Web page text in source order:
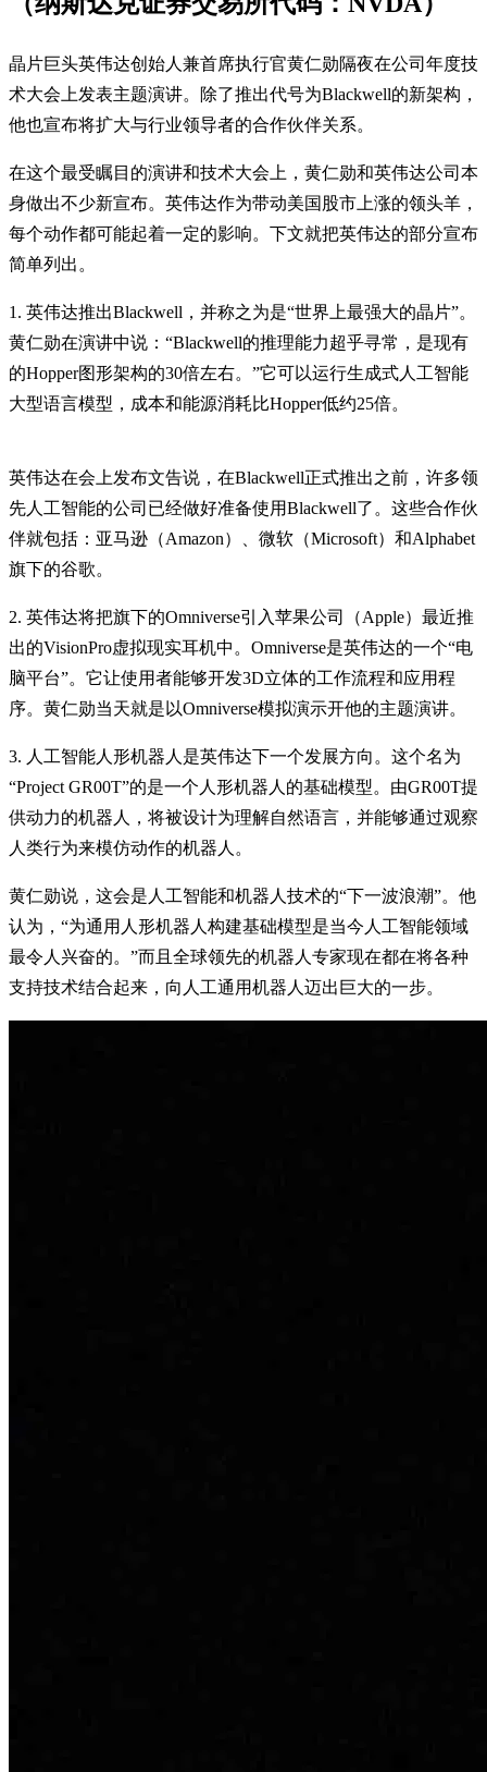
晶片巨头英伟达创始人兼首席执行官黄仁勋隔夜在公司年度技
术大会上发表主题演讲。除了推出代号为Blackwell的新架构，
他也宣布将扩大与行业领导者的合作伙伴关系。
在这个最受瞩目的演讲和技术大会上，黄仁勋和英伟达公司本
身做出不少新宣布。英伟达作为带动美国股市上涨的领头羊，
每个动作都可能起着一定的影响。下文就把英伟达的部分宣布
简单列出。
1. 英伟达推出Blackwell，并称之为是“世界上最强大的晶片”。
黄仁勋在演讲中说：“Blackwell的推理能力超乎寻常，是现有
的Hopper图形架构的30倍左右。”它可以运行生成式人工智能
大型语言模型，成本和能源消耗比Hopper低约25倍。
英伟达在会上发布文告说，在Blackwell正式推出之前，许多领
先人工智能的公司已经做好准备使用Blackwell了。这些合作伙
伴就包括：亚马逊（Amazon）、微软（Microsoft）和Alphabet
旗下的谷歌。
2. 英伟达将把旗下的Omniverse引入苹果公司（Apple）最近推
出的VisionPro虚拟现实耳机中。Omniverse是英伟达的一个“电
脑平台”。它让使用者能够开发3D立体的工作流程和应用程
序。黄仁勋当天就是以Omniverse模拟演示开他的主题演讲。
3. 人工智能人形机器人是英伟达下一个发展方向。这个名为
“Project GR00T”的是一个人形机器人的基础模型。由GR00T提
供动力的机器人，将被设计为理解自然语言，并能够通过观察
人类行为来模仿动作的机器人。
黄仁勋说，这会是人工智能和机器人技术的“下一波浪潮”。他
认为，“为通用人形机器人构建基础模型是当今人工智能领域
最令人兴奋的。”而且全球领先的机器人专家现在都在将各种
支持技术结合起来，向人工通用机器人迈出巨大的一步。